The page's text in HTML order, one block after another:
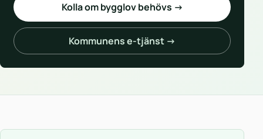
Kolla om bygglov behövs →
Kommunens e-tjänst →